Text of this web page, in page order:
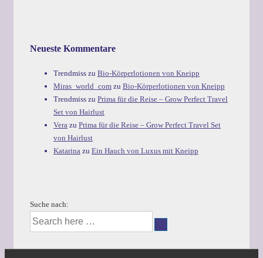
Neueste Kommentare
Trendmiss zu Bio-Körperlotionen von Kneipp
Miras_world_com zu Bio-Körperlotionen von Kneipp
Trendmiss zu Prima für die Reise – Grow Perfect Travel
Set von Hairlust
Vera zu Prima für die Reise – Grow Perfect Travel Set
von Hairlust
Katarina zu Ein Hauch von Luxus mit Kneipp
Suche nach: